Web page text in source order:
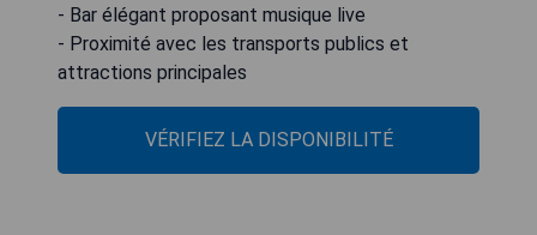
- Bar élégant proposant musique live
- Proximité avec les transports publics et
attractions principales
VÉRIFIEZ LA DISPONIBILITÉ